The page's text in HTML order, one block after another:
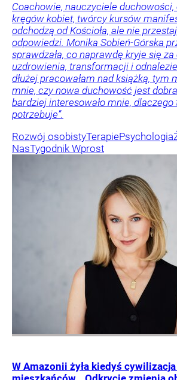
Coachowie, nauczyciele
kręgów kobiet, twórcy kursów
odchodzą od Kościoła, ale nie
odpowiedzi. Monika Sobień-Górska
sprawdzała, co naprawdę kryje się
uzdrowienia, transformacji i
dłużej pracowałam nad książką, tym
mnie, czy nowa duchowość jest
bardziej interesowało mnie,
potrzebuje”.
Rozwój osobistyTerapiePsychologia
NasTygodnik Wprost
W Amazonii żyła kiedyś